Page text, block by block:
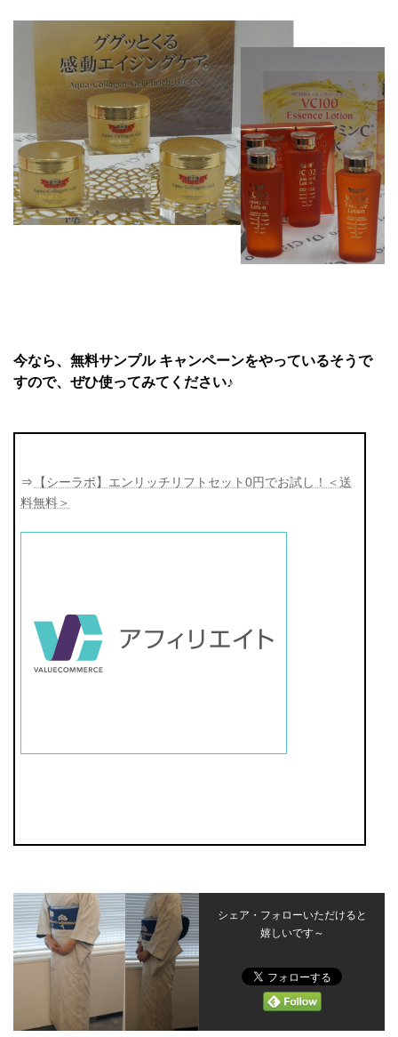
今なら、無料サンプル キャンペーンをやっているそうで
すので、ぜひ使ってみてください♪
⇒
【シーラボ】エンリッチリフトセット0円でお試し！＜送
料無料＞
シェア・フォローいただけると
嬉しいです～